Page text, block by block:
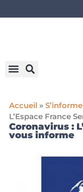
Accueil »
L’Espace France
Coronavirus :
vous informe